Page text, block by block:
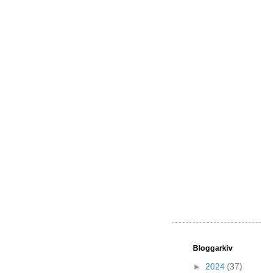
Bloggarkiv
► 2024 (37)